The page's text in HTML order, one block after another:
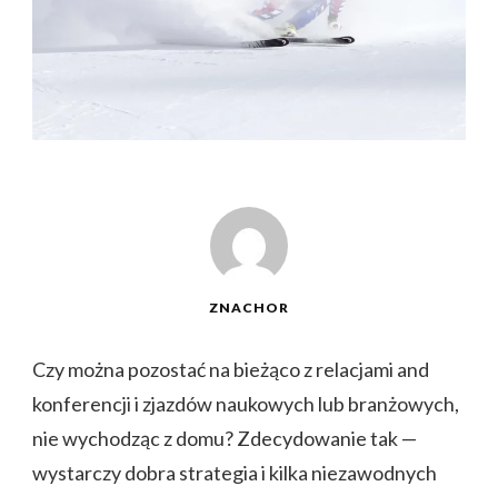
ZNACHOR
Czy można pozostać na bieżąco z relacjami and
konferencji i zjazdów naukowych lub branżowych,
nie wychodząc z domu? Zdecydowanie tak —
wystarczy dobra strategia i kilka niezawodnych